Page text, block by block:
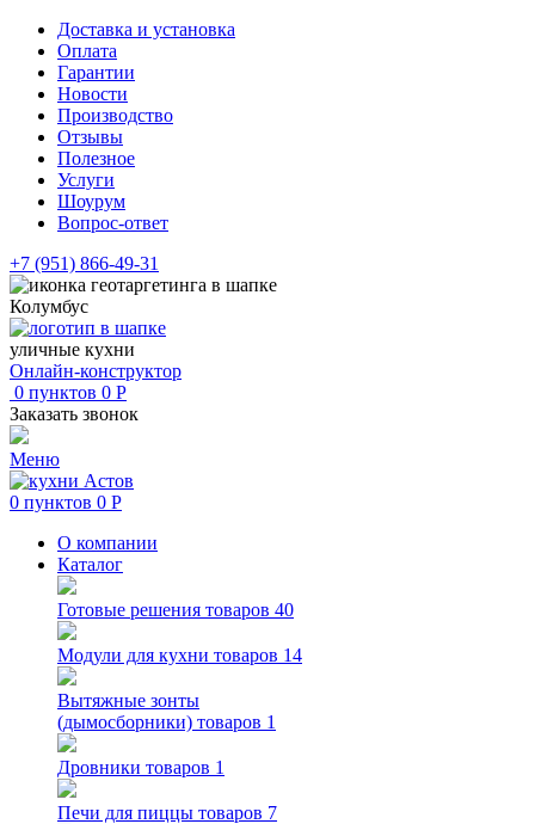
Доставка и установка
Оплата
Гарантии
Новости
Производство
Отзывы
Полезное
Услуги
Шоурум
Вопрос-ответ
+7 (951) 866-49-31
Колумбус
уличные кухни
Онлайн-конструктор
0 пунктов 0 Р
Заказать звонок
Меню
0 пунктов 0 Р
О компании
Каталог
Готовые решения товаров 40
Модули для кухни товаров 14
Вытяжные зонты
(дымосборники) товаров 1
Дровники товаров 1
Печи для пиццы товаров 7